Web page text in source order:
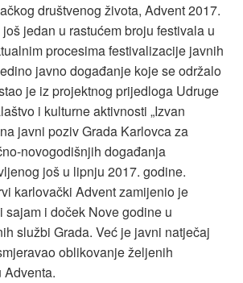
društvenog života, Advent 2017.
jedan u rastućem broju festivala u
procesima festivalizacije javnih
javno događanje koje se održalo
je iz projektnog prijedloga Udruge
i kulturne aktivnosti „Izvan
javni poziv Grada Karlovca za
novogodišnjih događanja
još u lipnju 2017. godine.
karlovački Advent zamijenio je
i doček Nove godine u
službi Grada. Već je javni natječaj
oblikovanje željenih
Adventa.